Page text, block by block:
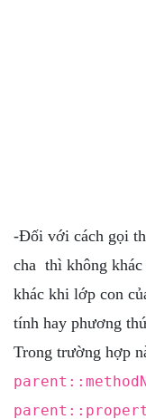
-Đối với cách gọi
cha thì không
khác khi lớp con
tính hay phương
Trong trường hợp